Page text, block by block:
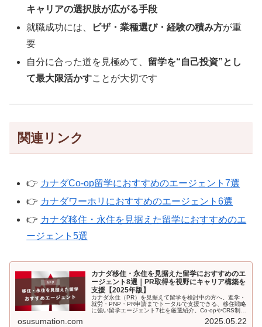
キャリアの選択肢が広がる手段
就職成功には、
ビザ・業種選び・経験の積み方が重
要
自分に合った道を見極めて、 留学を“自己投資”とし
て最大限活かすことが大切です
関連リンク
👉 カナダCo-op留学におすすめのエージェント7選
👉 カナダワーホリにおすすめのエージェント6選
👉 カナダ移住・永住を見据えた留学におすすめのエ
ージェント5選
カナダ移住・永住を見据えた留学におすすめのエ
ージェント8選｜PR取得を視野にキャリア構築を
支援【2025年版】
カナダ永住（PR）を見据えて留学を検討中の方へ。進学・
就労・PNP・PR申請までトータルで支援できる、移住戦略
に強い留学エージェント7社を厳選紹介。Co-opやCRS制度
osusumation.com 2025.05.22